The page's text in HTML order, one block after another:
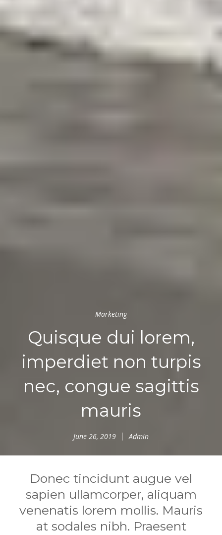
Marketing
Quisque dui lorem,
imperdiet non turpis
nec, congue sagittis
mauris
June 26, 2019 Admin
Donec tincidunt augue vel
sapien ullamcorper, aliquam
venenatis lorem mollis. Mauris
at sodales nibh. Praesent